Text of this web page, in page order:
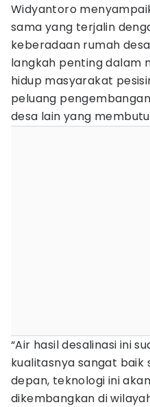
Widyantoro
sama yang terjalin
keberadaan rumah
langkah penting dalam
hidup masyarakat
peluang
desa lain yang
“Air hasil desalinasi ini
kualitasnya sangat baik
depan, teknologi ini
dikembangkan di